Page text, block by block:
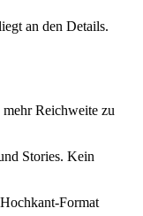
an den Details.
Reichweite zu
Stories. Kein
Format